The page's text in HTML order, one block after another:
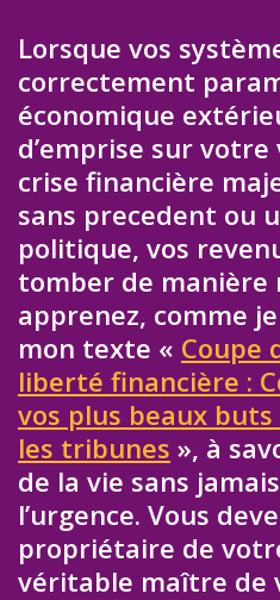
Lorsque vos
correctement
économique
d’emprise sur votre
crise financière
sans precedent ou
politique, vos
tomber de manière
apprenez, comme
mon texte « Coupe
liberté financière :
vos plus beaux
les tribunes », à
de la vie sans
l’urgence. Vous
propriétaire de
véritable maître de